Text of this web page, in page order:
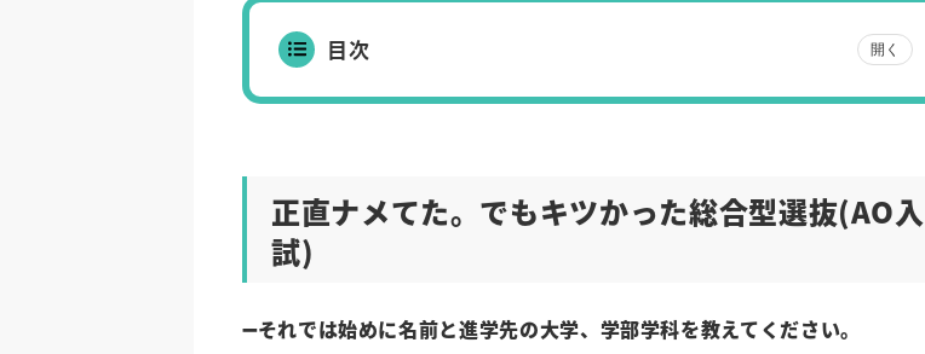
目次 開く
正直ナメてた。でもキツかった総合型選抜(AO入
試)
➖それでは始めに名前と進学先の大学、学部学科を教えてください。